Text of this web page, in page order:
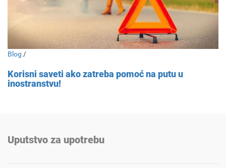
Blog /
Korisni saveti ako zatreba pomoć na putu u
inostranstvu!
Uputstvo za upotrebu